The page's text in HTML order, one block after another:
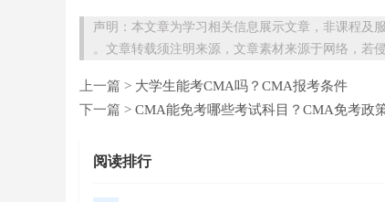
声明：本文章为学习相关信息展示文章，非课程及
。文章转载须注明来源，文章素材来源于网络，若
上一篇 > 大学生能考CMA吗？CMA报考条件
下一篇 > CMA能免考哪些考试科目？CMA免考政
阅读排行